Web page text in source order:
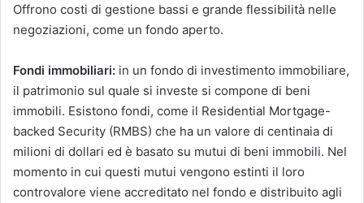
Offrono costi di gestione bassi e grande flessibilità nelle
negoziazioni, come un fondo aperto.
Fondi immobiliari: in un fondo di investimento immobiliare,
il patrimonio sul quale si investe si compone di beni
immobili. Esistono fondi, come il Residential Mortgage-
backed Security (RMBS) che ha un valore di centinaia di
milioni di dollari ed è basato su mutui di beni immobili. Nel
momento in cui questi mutui vengono estinti il loro
controvalore viene accreditato nel fondo e distribuito agli